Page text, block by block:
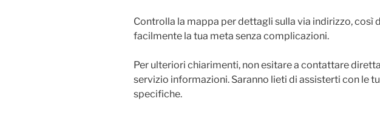
Controlla la mappa per dettagli sulla via indirizzo, così
facilmente la tua meta senza complicazioni.
Per ulteriori chiarimenti, non esitare a contattare
servizio informazioni. Saranno lieti di assisterti con le
specifiche.